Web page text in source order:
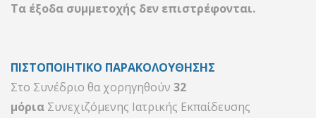
Τα έξοδα συμμετοχής δεν επιστρέφονται.
ΠΙΣΤΟΠΟΙΗΤΙΚΟ ΠΑΡΑΚΟΛΟΥΘΗΣΗΣ
Στο Συνέδριο θα χορηγηθούν 32
μόρια Συνεχιζόμενης Ιατρικής Εκπαίδευσης